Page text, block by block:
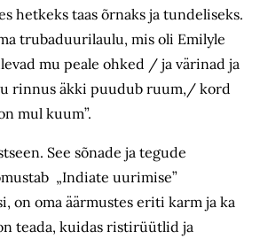
hetkeks taas õrnaks ja tundeliseks.
trubaduurilaulu, mis oli Emilyle
mu peale ohked / ja värinad ja
rinnus äkki puudub ruum,/ kord
mul kuum”.
See sõnade ja tegude
„Indiate uurimise”
on oma äärmustes eriti karm ja ka
teada, kuidas ristirüütlid ja